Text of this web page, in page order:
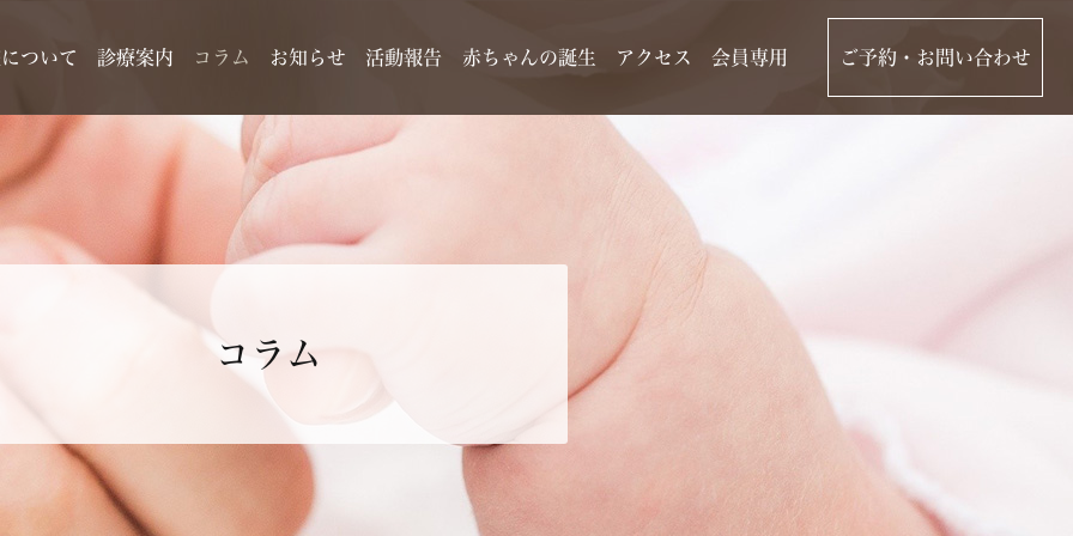
ついて 診療案内 コラム お知らせ 活動報告 赤ちゃんの誕生 アクセス 会員専用 ご予約・お問い合わせ
コラム